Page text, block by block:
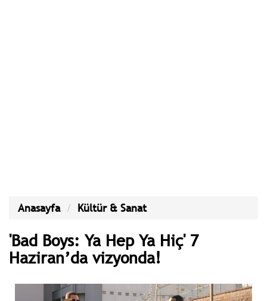
Anasayfa Kültür & Sanat
'Bad Boys: Ya Hep Ya Hiç' 7
Haziran’da vizyonda!